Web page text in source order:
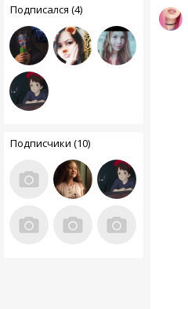
Подписался (4)
Подписчики (10)